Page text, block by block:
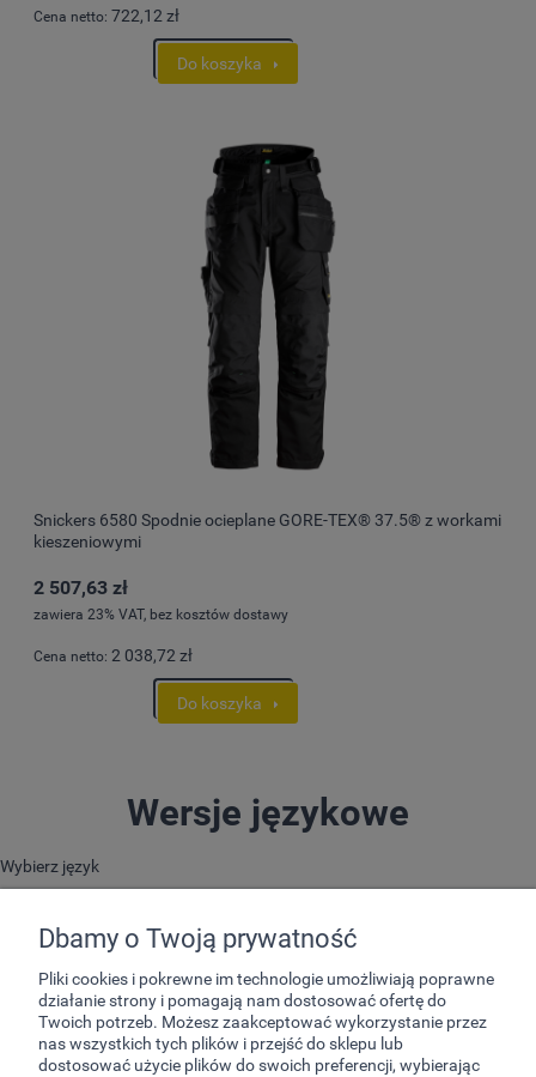
Cena netto: 722,12 zł
Do koszyka
Snickers 6580 Spodnie ocieplane GORE-TEX® 37.5® z workami
kieszeniowymi
2 507,63 zł
zawiera 23% VAT, bez kosztów dostawy
Cena netto: 2 038,72 zł
Do koszyka
Wersje językowe
Wybierz język
Dbamy o Twoją prywatność
Pliki cookies i pokrewne im technologie umożliwiają poprawne
działanie strony i pomagają nam dostosować ofertę do
Twoich potrzeb. Możesz zaakceptować wykorzystanie przez
nas wszystkich tych plików i przejść do sklepu lub
dostosować użycie plików do swoich preferencji, wybierając